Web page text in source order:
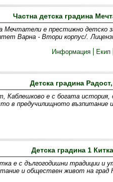
Частна детска градина
Мечтатели е престижно детско
Варна - Втори корпус/.
Информация
Екип
Детска градина
Каблешково е с богата
в предучилищното
Детска градина 1
е с дългогодишни традиции и
и обществен живот на град